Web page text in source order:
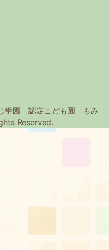
学園 認定こども園 もみ
Reserved.